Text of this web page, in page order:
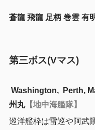
蒼龍 飛龍 足柄 巻雲 有
第三ボス(Vマス)
Washington, Perth,
州丸【地中海艦隊】
巡洋艦枠は雷巡や阿武